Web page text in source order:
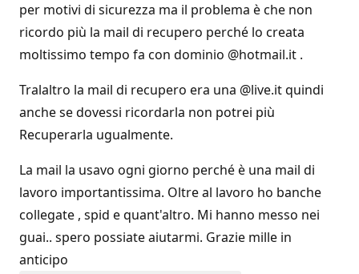
per motivi di sicurezza ma il problema è che non
ricordo più la mail di recupero perché lo creata
moltissimo tempo fa con dominio @hotmail.it .
Tralaltro la mail di recupero era una @live.it quindi
anche se dovessi ricordarla non potrei più
Recuperarla ugualmente.
La mail la usavo ogni giorno perché è una mail di
lavoro importantissima. Oltre al lavoro ho banche
collegate , spid e quant'altro. Mi hanno messo nei
guai.. spero possiate aiutarmi. Grazie mille in
anticipo